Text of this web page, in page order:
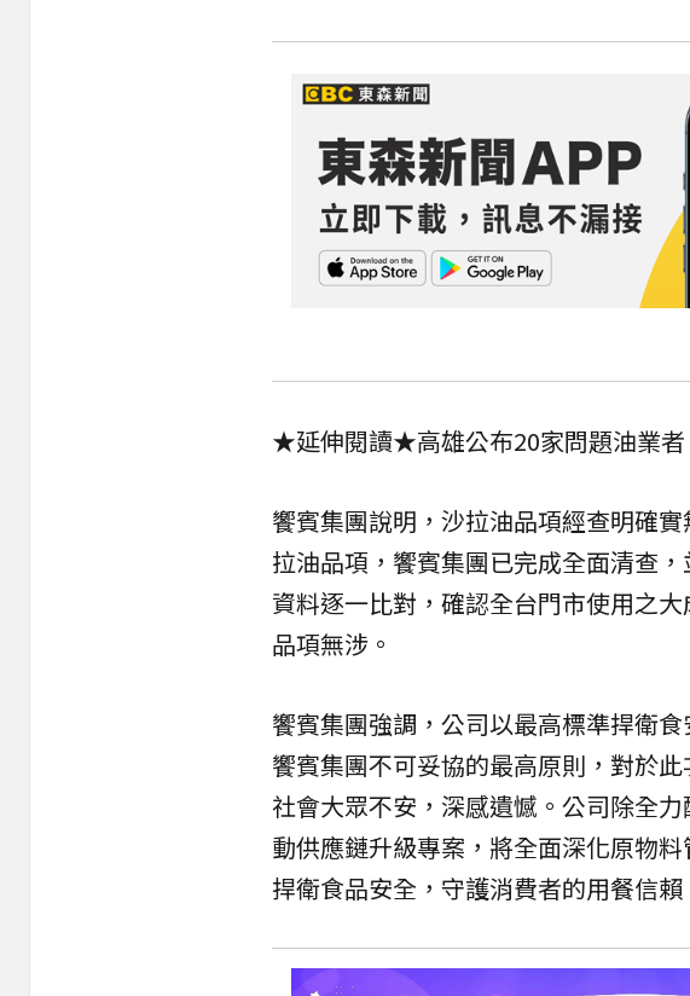
★延伸閱讀★高雄公布20家問題油業
饗賓集團說明，沙拉油品項經查明確
拉油品項，饗賓集團已完成全面清查
資料逐一比對，確認全台門市使用之
品項無涉。
饗賓集團強調，公司以最高標準捍衛
饗賓集團不可妥協的最高原則，對於
社會大眾不安，深感遺憾。公司除全
動供應鏈升級專案，將全面深化原物
捍衛食品安全，守護消費者的用餐信賴